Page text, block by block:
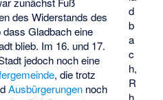
d
b
a
c
h,
R
h
des Widerstands des
Gladbach eine
blieb. Im 16. und 17.
jedoch noch eine
, die trotz
Ausbürgerungen noch